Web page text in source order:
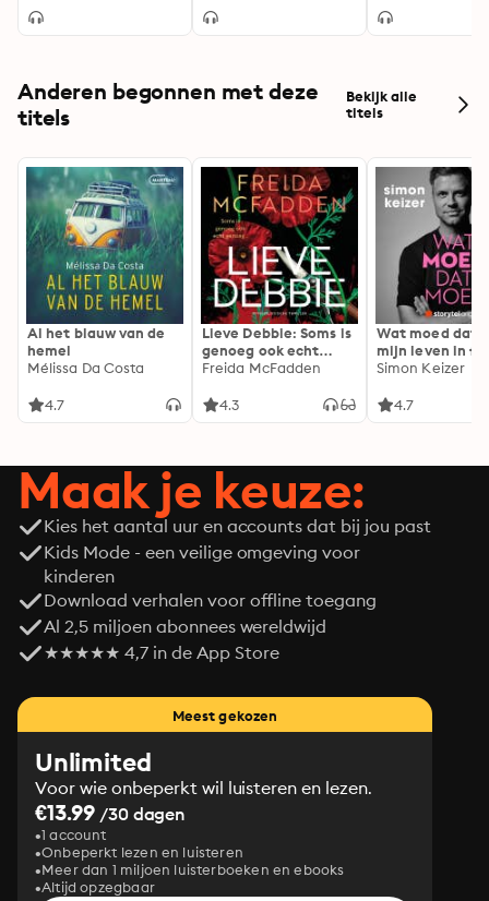
veranderen
prestatiedruk
Anderen begonnen met deze
titels
Bekijk alle
titels
Al het blauw van de
hemel
Mélissa Da Costa
4.7
Lieve Debbie: Soms is
genoeg ook echt
genoeg...
Freida McFadden
4.3
Wat moed dat
mijn leven in
Simon Keizer
4.7
Maak je keuze:
Kies het aantal uur en accounts dat bij jou past
Kids Mode - een veilige omgeving voor
kinderen
Download verhalen voor offline toegang
Al 2,5 miljoen abonnees wereldwijd
★★★★★ 4,7 in de App Store
Meest gekozen
Unlimited
Voor wie onbeperkt wil luisteren en lezen.
€13.99 /30 dagen
1 account
Onbeperkt lezen en luisteren
Meer dan 1 miljoen luisterboeken en ebooks
Altijd opzegbaar